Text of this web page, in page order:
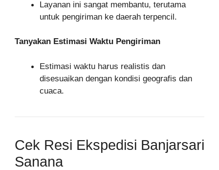
Layanan ini sangat membantu, terutama
untuk pengiriman ke daerah terpencil.
Tanyakan Estimasi Waktu Pengiriman
Estimasi waktu harus realistis dan
disesuaikan dengan kondisi geografis dan
cuaca.
Cek Resi Ekspedisi Banjarsari
Sanana